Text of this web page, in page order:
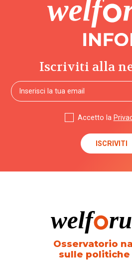
Iscriviti alla
Accetto la
Osservatorio
sulle politiche